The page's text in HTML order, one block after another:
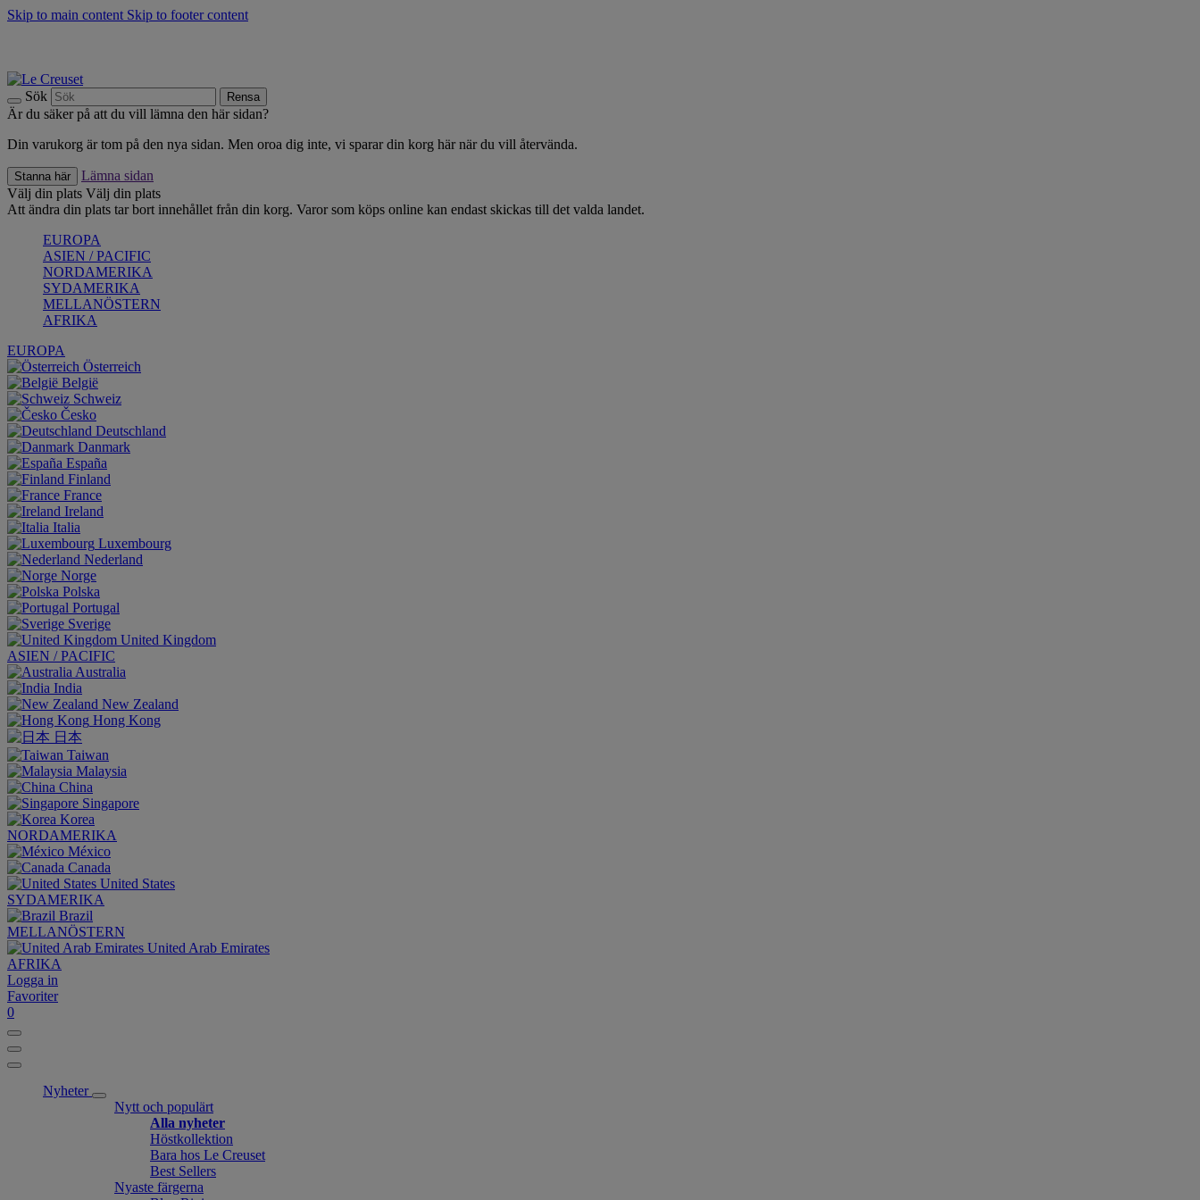
Skip to main content Skip to footer content
Sök Rensa
Är du säker på att du vill lämna den här sidan?
Din varukorg är tom på den nya sidan. Men oroa dig inte, vi sparar din korg här när du vill återvända.
Stanna här
Lämna sidan
Välj din plats Välj din plats
Att ändra din plats tar bort innehållet från din korg. Varor som köps online kan endast skickas till det valda landet.
EUROPA
ASIEN / PACIFIC
NORDAMERIKA
SYDAMERIKA
MELLANÖSTERN
AFRIKA
EUROPA
Österreich
België
Schweiz
Česko
Deutschland
Danmark
España
Finland
France
Ireland
Italia
Luxembourg
Nederland
Norge
Polska
Portugal
Sverige
United Kingdom
ASIEN / PACIFIC
Australia
India
New Zealand
Hong Kong
日本
Taiwan
Malaysia
China
Singapore
Korea
NORDAMERIKA
México
Canada
United States
SYDAMERIKA
Brazil
MELLANÖSTERN
United Arab Emirates
AFRIKA
Logga in
Favoriter
0
Nyheter
Nytt och populärt
Alla nyheter
Höstkollektion
Bara hos Le Creuset
Best Sellers
Nyaste färgerna